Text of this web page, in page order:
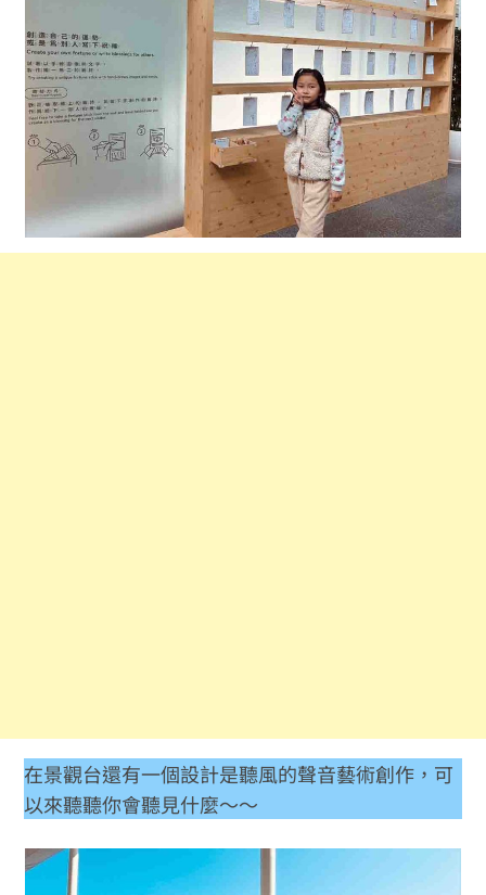
在景觀台還有一個設計是聽風的聲音藝術創作，可
以來聽聽你會聽見什麼～～